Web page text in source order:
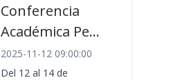
Conferencia
Académica Pe...
2025-11-12 09:00:00
Del 12 al 14 de